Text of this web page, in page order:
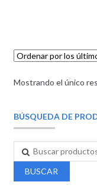
Mostrando el único
BÚSQUEDA DE
BUSCAR